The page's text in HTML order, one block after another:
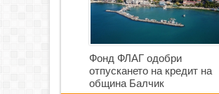
Фонд ФЛАГ одобри
отпускането на кредит на
община Балчик